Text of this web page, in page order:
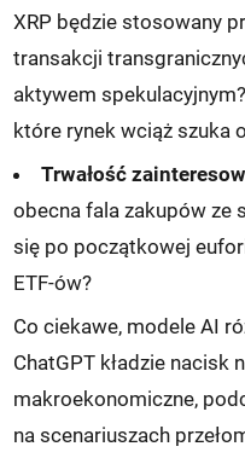
XRP będzie stosowany
transakcji
aktywem
które rynek wciąż szuka
Trwałość
obecna fala zakupów ze
się po początkowej
ETF-ów?
Co ciekawe, modele AI
ChatGPT kładzie nacisk
makroekonomiczne,
na scenariuszach